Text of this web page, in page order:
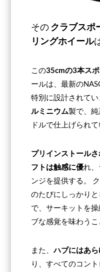
そのクラブスポ
リングホイール
この35cmの3本スポ
ールは、最新の
特別に設計されて
ルミニウム製で、
ドルで仕上げられて
プリインストール
フトは触感に優れ
ンジを提供する。
のたびにしっかり
で、サーキットを
ブな感覚を味わうこ
また、ハブにはあ
り、すべてのコン